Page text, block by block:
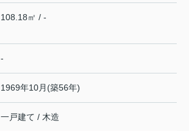
108.18㎡ / -
-
1969年10月(築56年)
一戸建て / 木造